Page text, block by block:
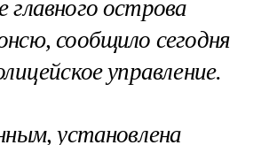
главного острова
сообщило сегодня
управление.
установлена